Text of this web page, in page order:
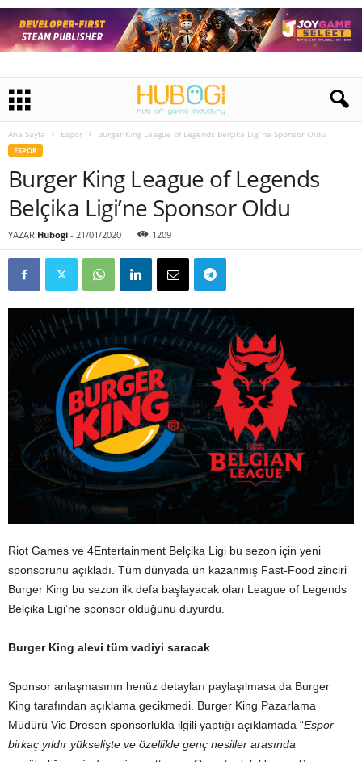
Ana Sayfa Espor Burger King League of Legends Belçika Ligi’ne Sponsor Oldu
ESPOR
Burger King League of Legends
Belçika Ligi’ne Sponsor Oldu
YAZAR:Hubogi - 21/01/2020 1209
Riot Games ve 4Entertainment Belçika Ligi bu sezon için yeni
sponsorunu açıkladı. Tüm dünyada ün kazanmış Fast-Food zinciri
Burger King bu sezon ilk defa başlayacak olan League of Legends
Belçika Ligi’ne sponsor olduğunu duyurdu.
Burger King alevi tüm vadiyi saracak
Sponsor anlaşmasının henüz detayları paylaşılmasa da Burger
King tarafından açıklama gecikmedi. Burger King Pazarlama
Müdürü Vic Dresen sponsorlukla ilgili yaptığı açıklamada “Espor
birkaç yıldır yükselişte ve özellikle genç nesiller arasında